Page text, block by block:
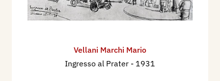
Vellani Marchi Mario
Ingresso al Prater - 1931